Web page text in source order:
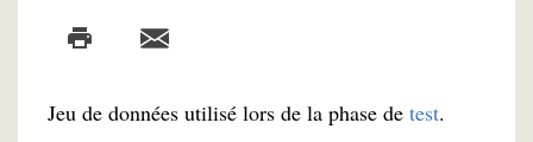
Jeu de données utilisé lors de la phase de test.